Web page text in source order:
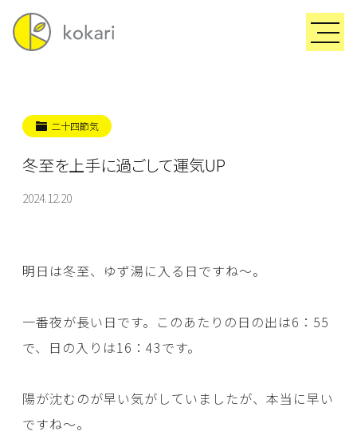
二十四節気
冬至を上手に過ごして運気UP
2024.12.20
明日は冬至、ゆず湯に入る日ですね～。
一番夜が長い日です。このあたりの日の出は6：55
で、日の入りは16：43です。
陽が沈むのが早い気がしていましたが、本当に早い
ですね～。